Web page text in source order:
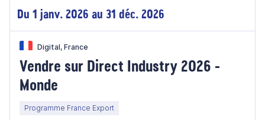
Du 1 janv. 2026 au 31 déc. 2026
Digital, France
Vendre sur Direct Industry 2026 -
Monde
Programme France Export